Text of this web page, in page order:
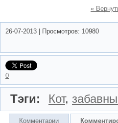
«
26-07-2013 Просмотров: 10980
0
Тэги: Кот,
Комментарии